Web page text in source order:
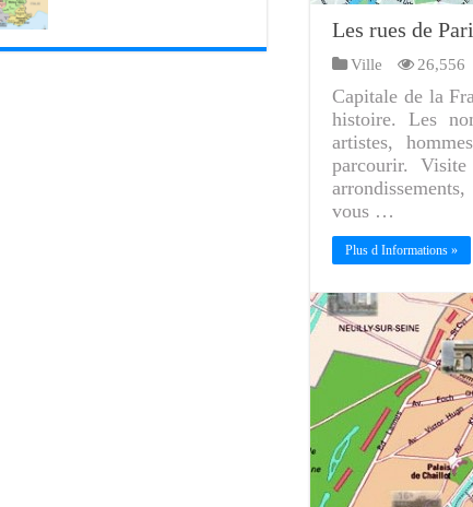
Les rues de
Ville 26,556
Capitale de la
histoire. Les
artistes,
parcourir.
vous …
Plus d Informations »